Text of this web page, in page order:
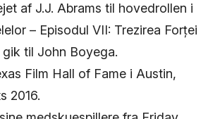
af J.J. Abrams til hovedrollen i
– Episodul VII: Trezirea Forței
gik til John Boyega.
Film Hall of Fame i Austin,
2016.